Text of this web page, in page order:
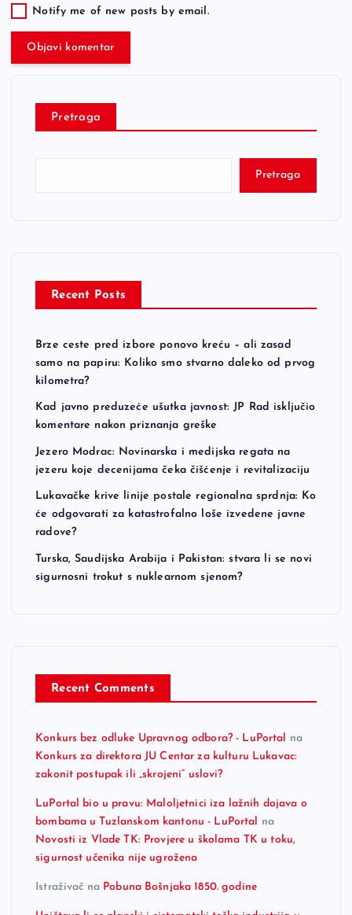
Notify me of new posts by email.
Pretraga
Pretraga
Recent Posts
Brze ceste pred izbore ponovo kreću – ali zasad
samo na papiru: Koliko smo stvarno daleko od prvog
kilometra?
Kad javno preduzeće ušutka javnost: JP Rad isključio
komentare nakon priznanja greške
Jezero Modrac: Novinarska i medijska regata na
jezeru koje decenijama čeka čišćenje i revitalizaciju
Lukavačke krive linije postale regionalna sprdnja: Ko
će odgovarati za katastrofalno loše izvedene javne
radove?
Turska, Saudijska Arabija i Pakistan: stvara li se novi
sigurnosni trokut s nuklearnom sjenom?
Recent Comments
Konkurs bez odluke Upravnog odbora? - LuPortal
na
Konkurs za direktora JU Centar za kulturu Lukavac:
zakonit postupak ili „skrojeni“ uslovi?
LuPortal bio u pravu: Maloljetnici iza lažnih dojava o
bombama u Tuzlanskom kantonu - LuPortal
na
Novosti iz Vlade TK: Provjere u školama TK u toku,
sigurnost učenika nije ugrožena
Istraživač na Pobuna Bošnjaka 1850. godine